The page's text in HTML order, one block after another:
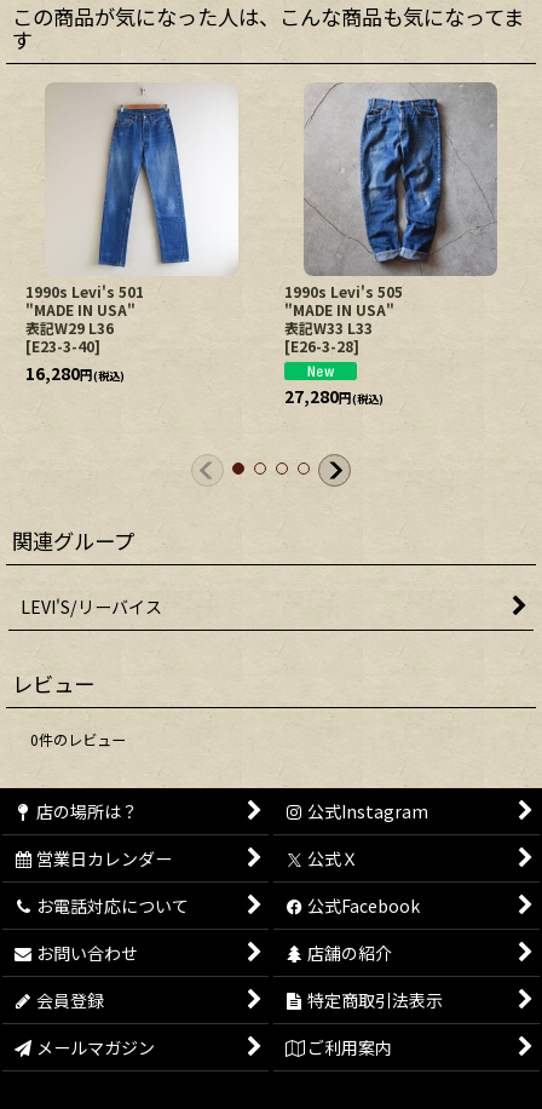
この商品が気になった人は、こんな商品も気になってま
す
1990s Levi's 501
"MADE IN USA"
表記W29 L36
[E23-3-40]
16,280円(税込)
1990s Levi's 505
"MADE IN USA"
表記W33 L33
[E26-3-28]
27,280円(税込)
関連グループ
LEVI'S/リーバイス
レビュー
0件のレビュー
店の場所は？
公式Instagram
営業日カレンダー
公式Ｘ
お電話対応について
公式Facebook
お問い合わせ
店舗の紹介
会員登録
特定商取引法表示
メールマガジン
ご利用案内